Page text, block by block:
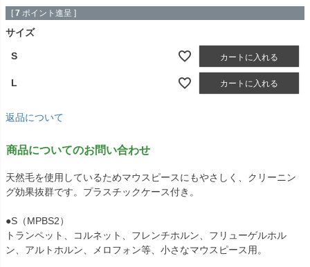
[ 7 ポイント進呈 ]
サイズ
S カートに入れる
L カートに入れる
返品について
商品についてのお問い合わせ
天然毛を使用しているためマウスピースにもやさしく、クリーニン
グ効果抜群です。プラスチックケース付き。
●S（MPBS2）
トランペット、コルネット、フレンチホルン、フリューゲルホル
ン、アルトホルン、メロフォン等、小さなマウスピース用。